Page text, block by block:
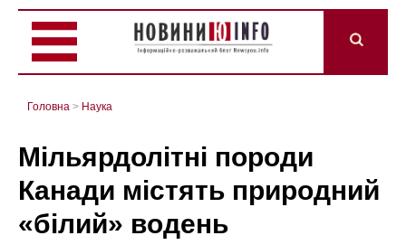
Головна > Наука
Мільярдолітні породи
Канади містять природний
«білий» водень